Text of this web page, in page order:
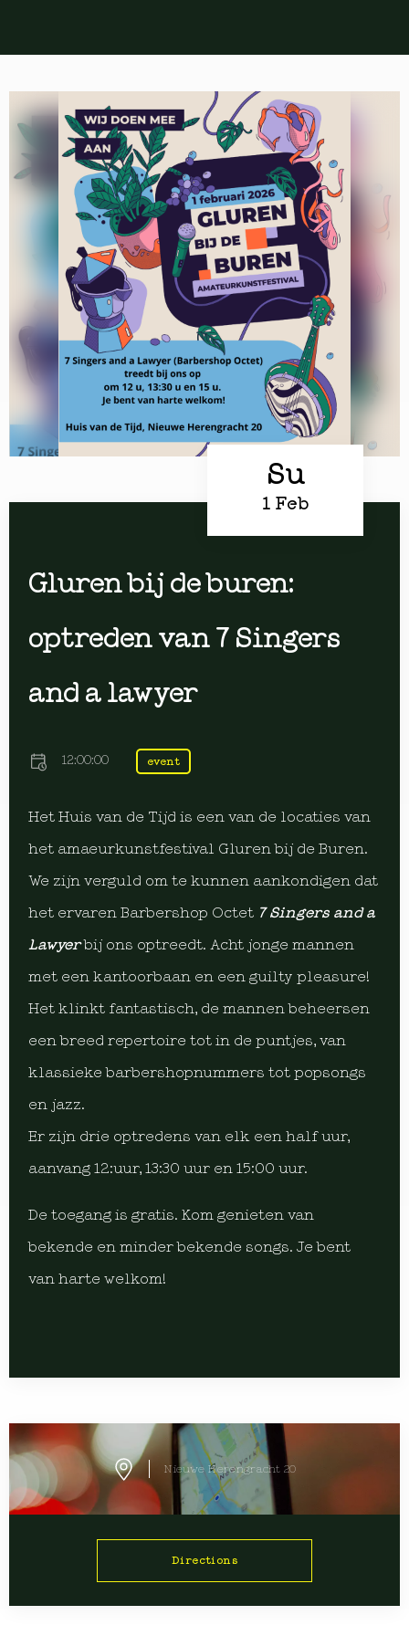
Su
1 Feb
Gluren bij de buren:
optreden van 7 Singers
and a lawyer
12:00:00 event
Het Huis van de Tijd is een van de locaties van
het amaeurkunstfestival Gluren bij de Buren.
We zijn verguld om te kunnen aankondigen dat
het ervaren Barbershop Octet 7 Singers and a
Lawyerbij ons optreedt. Acht jonge mannen
met een kantoorbaan en een guilty pleasure!
Het klinkt fantastisch, de mannen beheersen
een breed repertoire tot in de puntjes, van
klassieke barbershopnummers tot popsongs
en jazz.
Er zijn drie optredens van elk een half uur,
aanvang 12:uur, 13:30 uur en 15:00 uur.
De toegang is gratis. Kom genieten van
bekende en minder bekende songs. Je bent
van harte welkom!
Nieuwe Herengracht 20
Directions